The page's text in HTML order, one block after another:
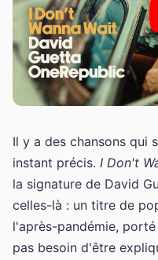
Il y a des chansons qui
instant précis. I Don't
la signature de David
celles-là : un titre de
l'après-pandémie,
pas besoin d'être